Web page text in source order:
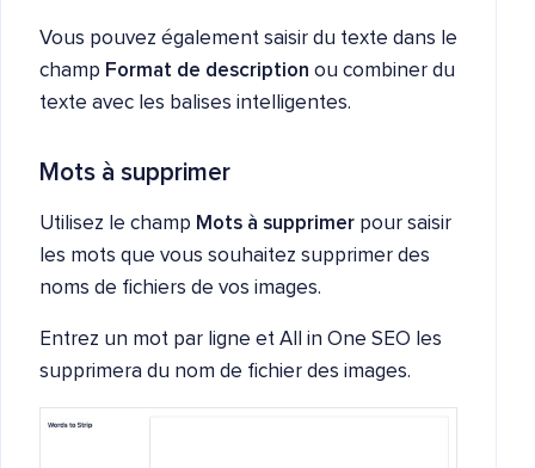
Vous pouvez également saisir du texte dans le
champ Format de description ou combiner du
texte avec les balises intelligentes.
Mots à supprimer
Utilisez le champ Mots à supprimer pour saisir
les mots que vous souhaitez supprimer des
noms de fichiers de vos images.
Entrez un mot par ligne et All in One SEO les
supprimera du nom de fichier des images.